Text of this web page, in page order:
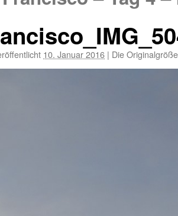
10. Januar 2016 | Die